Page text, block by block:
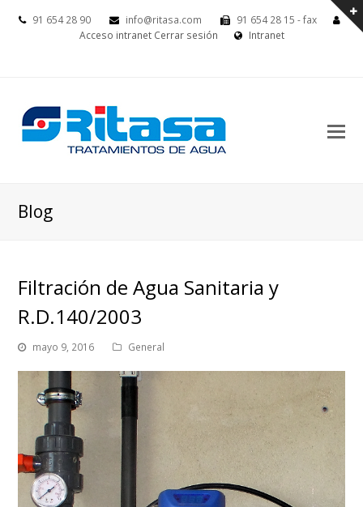
91 654 28 90 info@ritasa.com
91 654 28 15 - fax
Acceso intranet Cerrar sesión Intranet
Blog
Filtración de Agua Sanitaria y
R.D.140/2003
mayo 9, 2016 General